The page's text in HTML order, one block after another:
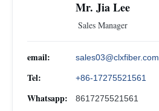
Mr. Jia Lee
Sales Manager
email: sales03@clxfiber.com
Tel: +86-17275521561
Whatsapp: 8617275521561